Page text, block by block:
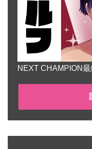
NEXT CHAMPION